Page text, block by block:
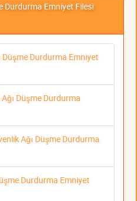
Durdurma Emniyet Filesi
Durdurma Emniyet
Düşme Durdurma
Ağı Düşme Durdurma
Durdurma Emniyet